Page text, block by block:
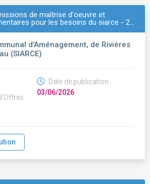
de maîtrise d'oeuvre et
pour les besoins du siarce - 2…
d'Aménagement, de Rivières
(SIARCE)
Date de publication :
03/06/2026